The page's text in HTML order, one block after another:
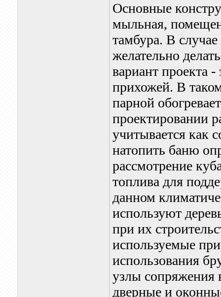
Основные
мыльная,
тамбура. В
желательно
вариант проекта
прихожей. В
парной
проектировании
учитывается как
натопить баню
рассмотрение
топлива для
данном
используют
при их
используемые
использования
узлы сопряжения
дверные и